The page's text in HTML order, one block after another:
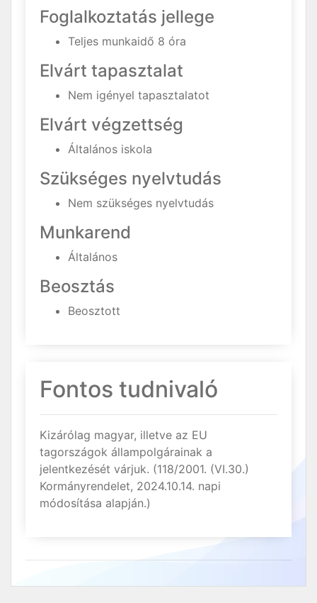
Foglalkoztatás jellege
Teljes munkaidő 8 óra
Elvárt tapasztalat
Nem igényel tapasztalatot
Elvárt végzettség
Általános iskola
Szükséges nyelvtudás
Nem szükséges nyelvtudás
Munkarend
Általános
Beosztás
Beosztott
Fontos tudnivaló
Kizárólag magyar, illetve az EU
tagországok állampolgárainak a
jelentkezését várjuk. (118/2001. (VI.30.)
Kormányrendelet, 2024.10.14. napi
módosítása alapján.)